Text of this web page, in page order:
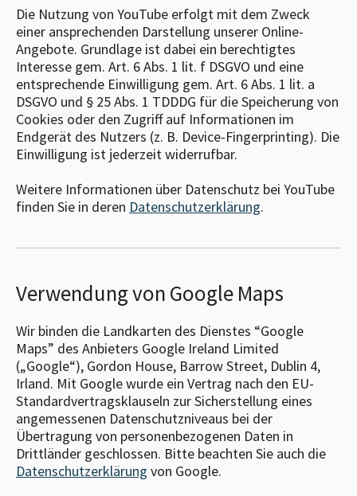
Die Nutzung von YouTube erfolgt mit dem Zweck
einer ansprechenden Darstellung unserer Online-
Angebote. Grundlage ist dabei ein berechtigtes
Interesse gem. Art. 6 Abs. 1 lit. f DSGVO und eine
entsprechende Einwilligung gem. Art. 6 Abs. 1 lit. a
DSGVO und § 25 Abs. 1 TDDDG für die Speicherung von
Cookies oder den Zugriff auf Informationen im
Endgerät des Nutzers (z. B. Device-Fingerprinting). Die
Einwilligung ist jederzeit widerrufbar.
Weitere Informationen über Datenschutz bei YouTube
finden Sie in deren Datenschutzerklärung.
Verwendung von Google Maps
Wir binden die Landkarten des Dienstes “Google
Maps” des Anbieters Google Ireland Limited
(„Google“), Gordon House, Barrow Street, Dublin 4,
Irland. Mit Google wurde ein Vertrag nach den EU-
Standardvertragsklauseln zur Sicherstellung eines
angemessenen Datenschutzniveaus bei der
Übertragung von personenbezogenen Daten in
Drittländer geschlossen. Bitte beachten Sie auch die
Datenschutzerklärung von Google.